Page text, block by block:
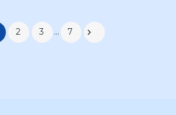
2 3 … 7 